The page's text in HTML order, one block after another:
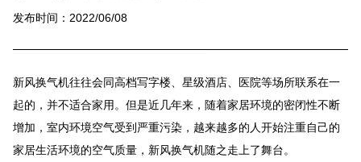
发布时间：2022/06/08
新风换气机往往会同高档写字楼、星级酒店、医院等场所联系在一
起的，并不适合家用。但是近几年来，随着家居环境的密闭性不断
增加，室内环境空气受到严重污染，越来越多的人开始注重自己的
家居生活环境的空气质量，新风换气机随之走上了舞台。